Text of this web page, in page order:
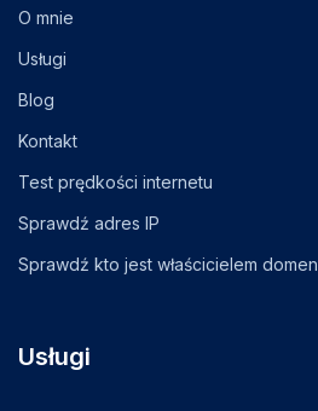
O mnie
Usługi
Blog
Kontakt
Test prędkości internetu
Sprawdź adres IP
Sprawdź kto jest właścicielem
Usługi